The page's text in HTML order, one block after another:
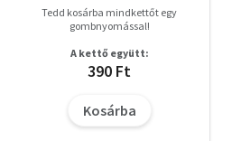
Tedd kosárba mindkettőt egy
gombnyomással!
A kettő együtt:
390 Ft
Kosárba